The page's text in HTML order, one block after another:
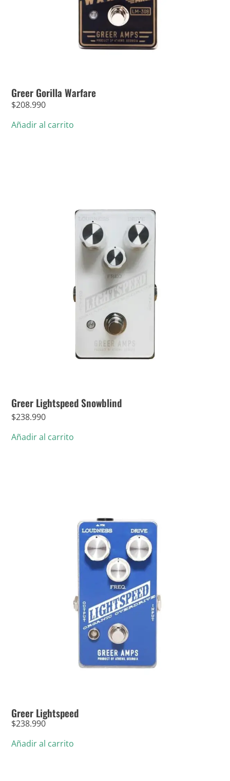
Greer Gorilla Warfare
$208.990
Añadir al carrito
Greer Lightspeed Snowblind
$238.990
Añadir al carrito
Greer Lightspeed
$238.990
Añadir al carrito